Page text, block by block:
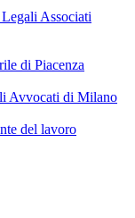
Associati
di Piacenza
Avvocati di Milano
del lavoro